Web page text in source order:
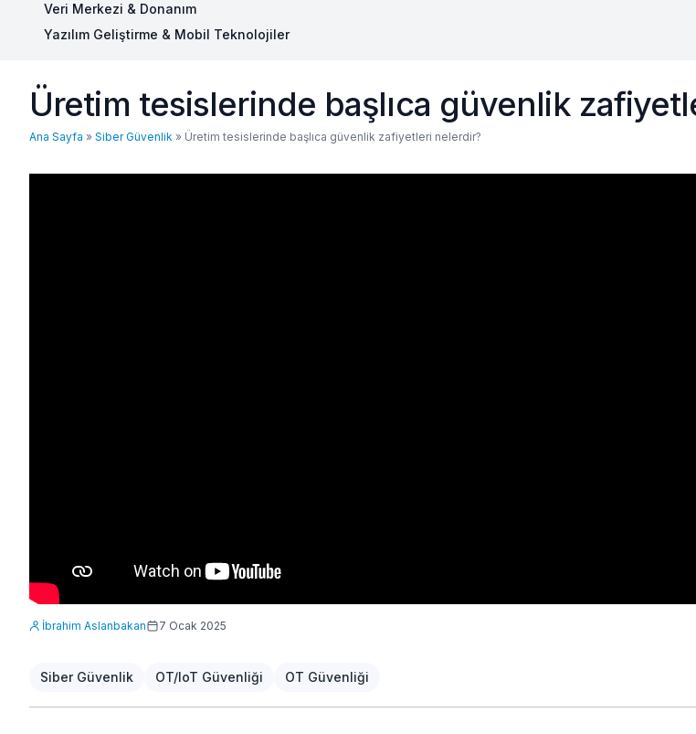
Veri Merkezi & Donanım
Yazılım Geliştirme & Mobil Teknolojiler
Üretim tesislerinde başlıca güvenlik
Ana Sayfa » Siber Güvenlik » Üretim tesislerinde başlıca güvenlik zafiyetleri nelerdir?
İbrahim Aslanbakan 7 Ocak 2025
Siber Güvenlik OT/IoT Güvenliği OT Güvenliği